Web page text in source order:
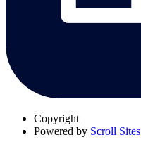
Copyright
Powered by Scroll Sites